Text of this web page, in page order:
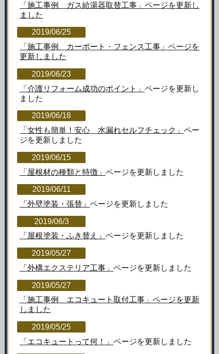
「施工事例 ガス給湯器取替工事」ページを更新し
ました
2019/06/25
「施工事例 カーポート・フェンス工事」ページを
更新しました
2019/06/23
「介護リフォーム成功のポイント」 ページを更新し
ました
2019/06/18
「女性も簡単！安心 水漏れセルフチェック」 ペー
ジを更新しました
2019/06/15
「屋根材の種類と特徴」 ページを更新しました
2019/06/11
「外壁塗装・張替」 ページを更新しました
2019/06/3
「屋根塗装・ふき替え」 ページを更新しました
2019/05/27
「外構エクステリア工事」 ページを更新しました
2019/05/27
「施工事例 エコキュート取付工事」ページを更新
しました
2019/05/25
「エコキュートって何！」 ページを更新しました